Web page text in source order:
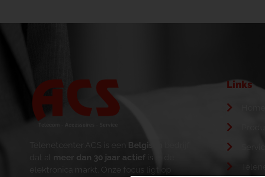
Telenetcenter ACS is een Belgisch
dat al meer dan 30 jaar actief is in de
elektronica markt. Onze focus ligt op
Links